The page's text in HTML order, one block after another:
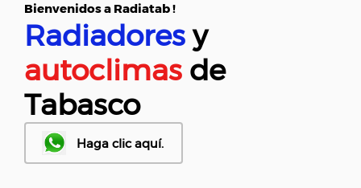
Bienvenidosa Radiatab !
Radiadoresy
autoclimas de
Tabasco
Haga clic aquí.